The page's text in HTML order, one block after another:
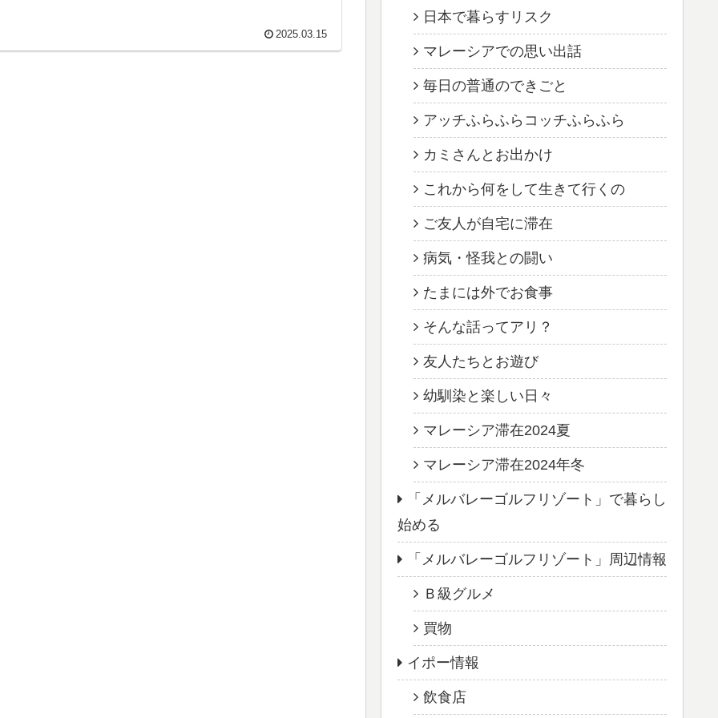
2025.03.15
日本で暮らすリスク
マレーシアでの思い出話
毎日の普通のできごと
アッチふらふらコッチふらふら
カミさんとお出かけ
これから何をして生きて行くの
ご友人が自宅に滞在
病気・怪我との闘い
たまには外でお食事
そんな話ってアリ？
友人たちとお遊び
幼馴染と楽しい日々
マレーシア滞在2024夏
マレーシア滞在2024年冬
「メルバレーゴルフリゾート」で暮らし
始める
「メルバレーゴルフリゾート」周辺情報
Ｂ級グルメ
買物
イポー情報
飲食店